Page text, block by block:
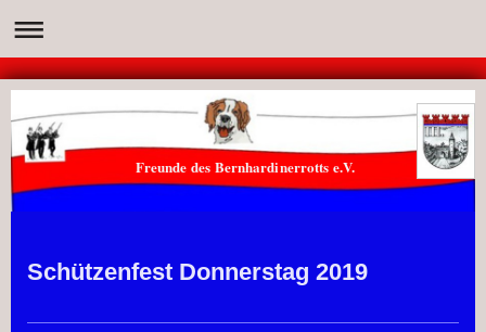
Freunde des Bernhardinerrotts e.V.
Schützenfest Donnerstag 2019